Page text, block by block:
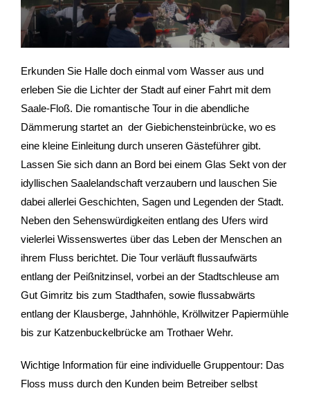
Führungen & Rundgänge
- Stadtrundfahrten
- Stadtrundgänge
- Kinder & Schulklassen
- Kulinarische Stadtführungen
- Ausflüge & Touren
- Stadtspiele-Outdoor Games
- Weihnachtsangebote
Erkunden Sie Halle doch einmal vom Wasser aus und
erleben Sie die Lichter der Stadt auf einer Fahrt mit dem
Saale-Floß. Die romantische Tour in die abendliche
Dämmerung startet an der Giebichensteinbrücke, wo es
eine kleine Einleitung durch unseren Gästeführer gibt.
Lassen Sie sich dann an Bord bei einem Glas Sekt von der
idyllischen Saalelandschaft verzaubern und lauschen Sie
dabei allerlei Geschichten, Sagen und Legenden der Stadt.
Neben den Sehenswürdigkeiten entlang des Ufers wird
vielerlei Wissenswertes über das Leben der Menschen an
ihrem Fluss berichtet. Die Tour verläuft flussaufwärts
entlang der Peißnitzinsel, vorbei an der Stadtschleuse am
Gut Gimritz bis zum Stadthafen, sowie flussabwärts
entlang der Klausberge, Jahnhöhle, Kröllwitzer Papiermühle
bis zur Katzenbuckelbrücke am Trothaer Wehr.
Wichtige Information für eine individuelle Gruppentour: Das
Floss muss durch den Kunden beim Betreiber selbst